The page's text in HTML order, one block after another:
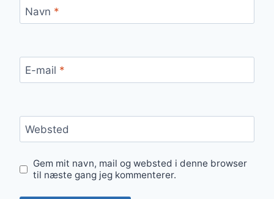
Navn *
E-mail *
Websted
Gem mit navn, mail og websted i denne browser
til næste gang jeg kommenterer.